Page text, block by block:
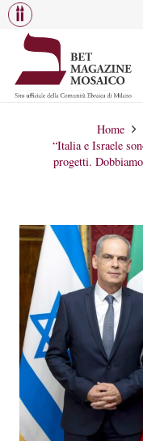
Home
“Italia e Israele
progetti.